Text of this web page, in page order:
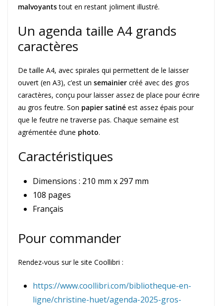
malvoyantstout en restant joliment illustré.
Un agenda taille A4 grands
caractères
De taille A4, avec spirales qui permettent de le laisser
ouvert (en A3), c’est un semainier créé avec des gros
caractères, conçu pour laisser assez de place pour écrire
au gros feutre. Son papier satiné est assez épais pour
que le feutre ne traverse pas. Chaque semaine est
agrémentée d’une photo.
Caractéristiques
Dimensions : 210 mm x 297 mm
108 pages
Français
Pour commander
Rendez-vous sur le site Coollibri :
https://www.coollibri.com/bibliotheque-en-
ligne/christine-huet/agenda-2025-gros-